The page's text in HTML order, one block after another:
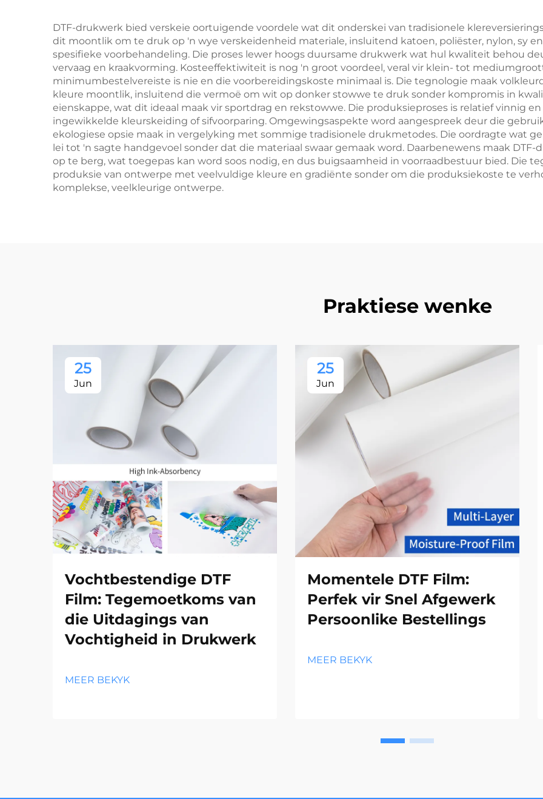
DTF-drukwerk bied verskeie oortuigende voordele wat dit onderskei van tradisionele
dit moontlik om te druk op 'n wye verskeidenheid materiale, insluitend katoen, poliëster, nylon, sy
spesifieke voorbehandeling. Die proses lewer hoogs duursame drukwerk wat hul kwaliteit behou
vervaag en kraakvorming. Kosteeffektiwiteit is nog 'n groot voordeel, veral vir klein- tot
minimumbestelvereiste is nie en die voorbereidingskoste minimaal is. Die tegnologie maak
kleure moontlik, insluitend die vermoë om wit op donker stowwe te druk sonder kompromis in
eienskappe, wat dit ideaal maak vir sportdrag en rekstowwe. Die produksieproses is relatief vinnig
ingewikkelde kleurskeiding of sifvoorparing. Omgewingsaspekte word aangespreek deur die
ekologiese opsie maak in vergelyking met sommige tradisionele drukmetodes. Die oordragte wat
lei tot 'n sagte handgevoel sonder dat die materiaal swaar gemaak word. Daarbenewens maak
op te berg, wat toegepas kan word soos nodig, en dus buigsaamheid in voorraadbestuur bied. Die
produksie van ontwerpe met veelvuldige kleure en gradiënte sonder om die produksiekoste te
komplekse, veelkleurige ontwerpe.
Praktiese wenke
25
Jun
Vochtbestendige DTF
Film: Tegemoetkoms van
die Uitdagings van
Vochtigheid in Drukwerk
MEER BEKYK
25
Jun
Momentele DTF Film:
Perfek vir Snel Afgewerk
Persoonlike Bestellings
MEER BEKYK